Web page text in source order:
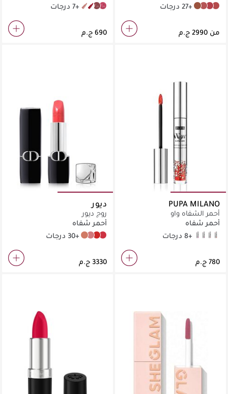
525 Chérie
667 Diormania
558 Bois de Rose
717 Patchwork+27 درجات
من
20 Coy
40 Witty
10 Lippy
95 Captivated +7 درجات
PUPA MILANO
أحمر الشفاه واو
أحمر شفاه
005
004
012
011 +8 درجات
ديور
روج ديور
أحمر شفاه
028 Actrice Satiny Finish
080 Red Smile Satiny Finish
100 Nude Look Satiny Finish
200 Nude Touch Velvet Finish+30 درجات